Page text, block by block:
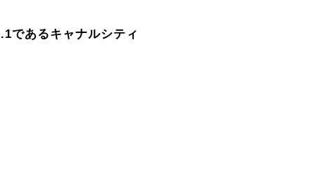
であるキャナルシティ